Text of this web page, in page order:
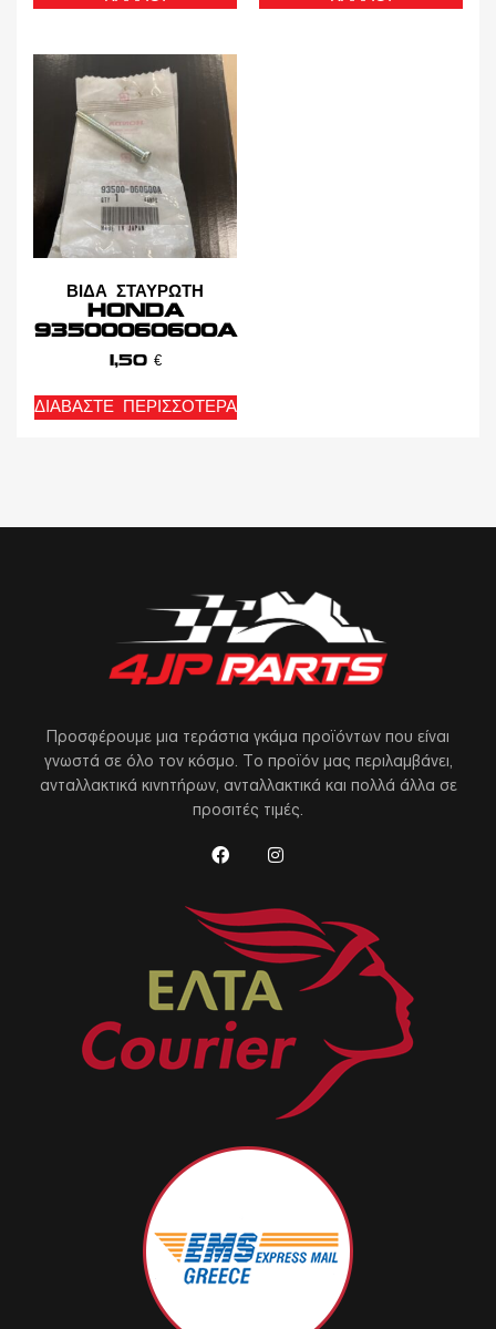
ΒΙΔΑ ΣΤΑΥΡΩΤΗ
HONDA
93500060600A
1,50 €
ΔΙΑΒΆΣΤΕ ΠΕΡΙΣΣΌΤΕΡΑ
Προσφέρουμε μια τεράστια γκάμα προϊόντων που είναι
γνωστά σε όλο τον κόσμο. Το προϊόν μας περιλαμβάνει,
ανταλλακτικά κινητήρων, ανταλλακτικά και πολλά άλλα σε
προσιτές τιμές.